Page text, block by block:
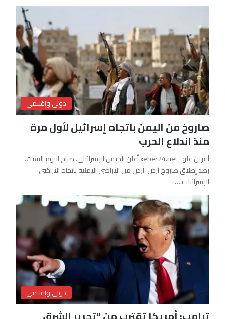
دولي وإقليمي
صاروخ من اليمن باتجاه إسرائيل لأول مرة
منذ اندلاع الحرب
آفرين علو ـ xeber24.net أعلن الجيش الإسرائيلي، صباح اليوم السبت،
رصد إطلاق صاروخ أرض-أرض من الأراضي اليمنية باتجاه الأراضي
الإسرائيلية،…
دولي وإقليمي